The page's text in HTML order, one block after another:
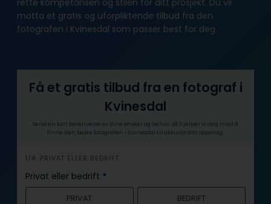
motta et gratis og uforpliktende tilbud fra den
fotografen i Kvinesdal som passer best for deg.
Få et gratis tilbud fra en fotograf i
Kvinesdal
Send en kort beskrivelse av dine ønsker og behov, så hjelper vi deg med å
finne den beste fotografen i Kvinesdal til akkurat ditt oppdrag.
h
e
r
1/4: PRIVAT ELLER BEDRIFT
Privat eller bedrift *
PRIVAT BEDRIFT